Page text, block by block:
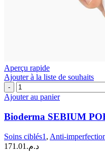
Aperçu rapide
Ajouter à la liste de souhaits
quantité
de
Bioderma
SEBIUM
PORE
REFINER
|
30
Ajouter au panier
Bioderma SEBIUM
Soins ciblés1 , Anti-
د.م. 171.01